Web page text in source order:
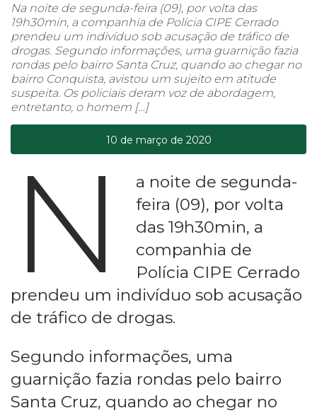
Na noite de segunda-feira (09), por volta das
19h30min, a companhia de Polícia CIPE Cerrado
prendeu um indivíduo sob acusação de tráfico de
drogas. Segundo informações, uma guarnição fazia
rondas pelo bairro Santa Cruz, quando ao chegar no
bairro Conquista, avistou um sujeito em atitude
suspeita. Os policiais deram voz de abordagem,
entretanto, o homem […]
10 de março de 2020
N
a noite de segunda-
feira (09), por volta
das 19h30min, a
companhia de
Polícia CIPE Cerrado
prendeu um indivíduo sob acusação
de tráfico de drogas.
Segundo informações, uma
guarnição fazia rondas pelo bairro
Santa Cruz, quando ao chegar no